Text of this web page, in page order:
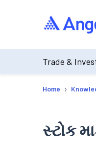
Trade &
Home ›
સ્ટોક